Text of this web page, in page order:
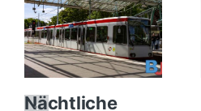
Nächtliche